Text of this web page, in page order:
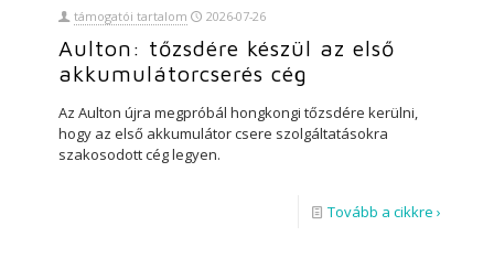
támogatói tartalom 2026-07-26
Aulton: tőzsdére készül az első
akkumulátorcserés cég
Az Aulton újra megpróbál hongkongi tőzsdére kerülni,
hogy az első akkumulátor csere szolgáltatásokra
szakosodott cég legyen.
Tovább a cikkre ›